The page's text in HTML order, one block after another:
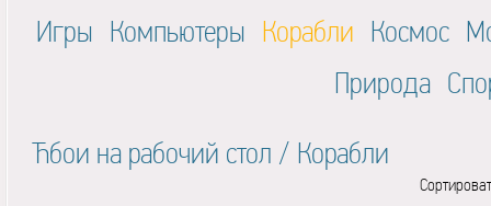
Игры Компьютеры Корабли Космос
Природа
Ћбои на рабочий стол / Корабли